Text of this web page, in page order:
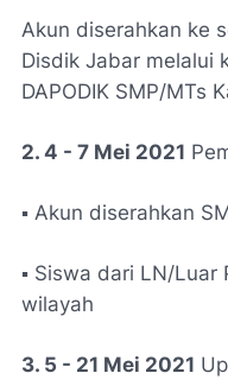
Akun diserahkan ke
Disdik Jabar melalui
DAPODIK SMP/MTs
2. 4 - 7 Mei 2021
▪ Akun diserahkan
▪ Siswa dari LN/
wilayah
3. 5 - 21 Mei 2021